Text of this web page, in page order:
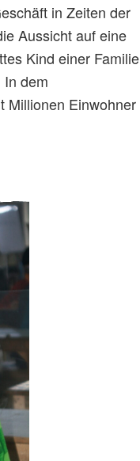
in Zeiten der
Aussicht auf eine
Kind einer Familie
dem
Millionen Einwohner